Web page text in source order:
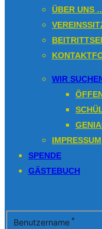
ÜBER UNS
WIR
IMPRESSUM
SPENDE
GÄSTEBUCH
Benutzername *